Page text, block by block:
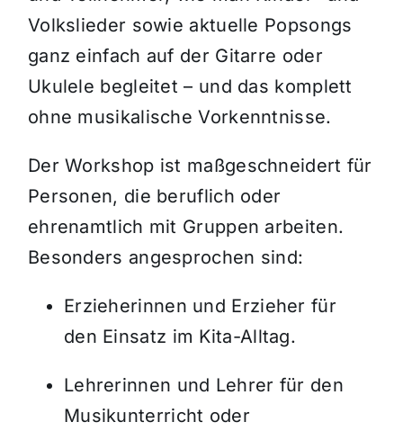
Volkslieder sowie aktuelle Popsongs
ganz einfach auf der Gitarre oder
Ukulele begleitet – und das komplett
ohne musikalische Vorkenntnisse.
Der Workshop ist maßgeschneidert für
Personen, die beruflich oder
ehrenamtlich mit Gruppen arbeiten.
Besonders angesprochen sind:
Erzieherinnen und Erzieher für
den Einsatz im Kita-Alltag.
Lehrerinnen und Lehrer für den
Musikunterricht oder